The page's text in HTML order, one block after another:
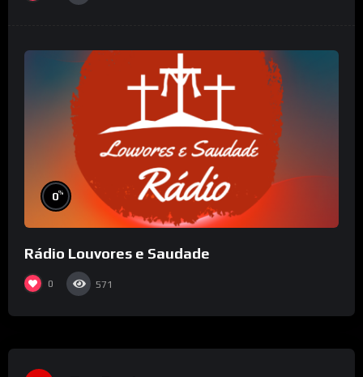
0%
Rádio Louvores e Saudade
0 571